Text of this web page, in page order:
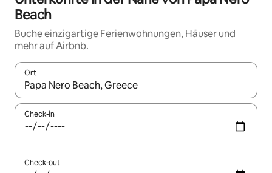
Beach
Buche einzigartige Ferienwohnungen, Häuser und
mehr auf Airbnb.
Ort
Wenn Ergebnisse verfügbar sind, navigiere mit den
Check-in
Check-out